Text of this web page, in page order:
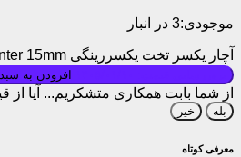
موجودی:3 در انبار
آچار یکسر تخت یکسررینگی Hunter 15mm عدد
از شما بابت همکاری متشکریم... آیا
بله خیر
معرفی کوتاه